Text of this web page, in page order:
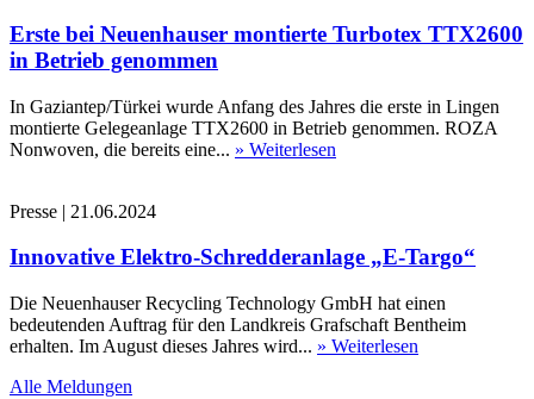
Erste bei Neuenhauser montierte Turbotex TTX2600
in Betrieb genommen
In Gaziantep/Türkei wurde Anfang des Jahres die erste in Lingen
montierte Gelegeanlage TTX2600 in Betrieb genommen. ROZA
Nonwoven, die bereits eine... » Weiterlesen
Presse | 21.06.2024
Innovative Elektro-Schredderanlage „E-Targo“
Die Neuenhauser Recycling Technology GmbH hat einen
bedeutenden Auftrag für den Landkreis Grafschaft Bentheim
erhalten. Im August dieses Jahres wird... » Weiterlesen
Alle Meldungen